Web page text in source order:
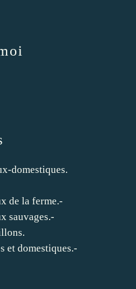
domestiques.
de la ferme.-
sauvages.-
et domestiques.-